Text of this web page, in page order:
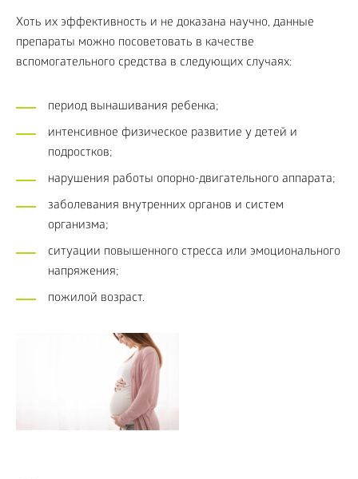
Хоть их эффективность и не доказана научно, данные
препараты можно посоветовать в качестве
вспомогательного средства в следующих случаях:
период вынашивания ребенка;
интенсивное физическое развитие у детей и
подростков;
нарушения работы опорно-двигательного аппарата;
заболевания внутренних органов и систем
организма;
ситуации повышенного стресса или эмоционального
напряжения;
пожилой возраст.